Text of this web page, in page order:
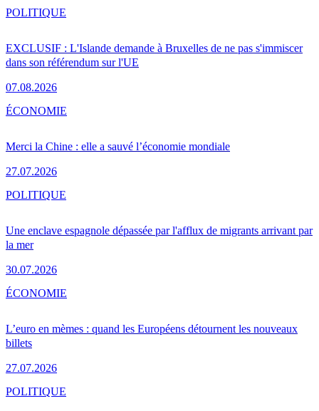
EXCLUSIF : L'Islande demande à Bruxelles de ne pas s'immiscer
dans son référendum sur l'UE
07.08.2026
POLITIQUE
Merci la Chine : elle a sauvé l’économie mondiale
27.07.2026
ÉCONOMIE
Une enclave espagnole dépassée par l'afflux de migrants arrivant par
la mer
30.07.2026
POLITIQUE
L’euro en mèmes : quand les Européens détournent les nouveaux
billets
27.07.2026
ÉCONOMIE
POLITIQUE